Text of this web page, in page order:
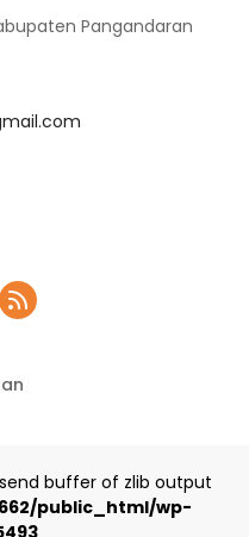
Pangandaran
buffer of zlib output
public_html/wp-